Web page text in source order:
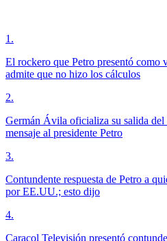
1 .
El rockero que Petro presentó como
admite que no hizo los cálculos
2.
Germán Ávila oficializa su salida
mensaje al presidente Petro
3.
Contundente respuesta de Petro a
por EE.UU.; esto dijo
4.
Caracol Televisión presentó